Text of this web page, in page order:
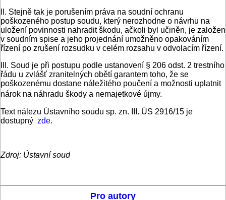
II. Stejně tak je porušením práva na soudní ochranu
poškozeného postup soudu, který nerozhodne o návrhu na
uložení povinnosti nahradit škodu, ačkoli byl učiněn, je založen
v soudním spise a jeho projednání umožněno opakováním
řízení po zrušení rozsudku v celém rozsahu v odvolacím řízení.
III. Soud je při postupu podle ustanovení § 206 odst. 2 trestního
řádu u zvlášť zranitelných obětí garantem toho, že se
poškozenému dostane náležitého poučení a možnosti uplatnit
nárok na náhradu škody a nemajetkové újmy.
Text nálezu Ústavního soudu sp. zn. III. ÚS 2916/15 je
dostupný zde.
Zdroj: Ústavní soud
Pro autory